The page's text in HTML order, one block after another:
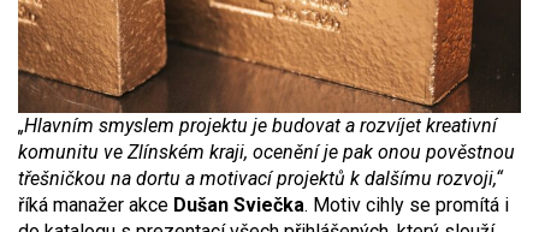
„Hlavním smyslem projektu je budovat a rozvíjet kreativní
komunitu ve Zlínském kraji, ocenění je pak onou pověstnou
třešničkou na dortu a motivací projektů k dalšímu rozvoji,“
říká manažer akce Dušan Sviečka. Motiv cihly se promítá i